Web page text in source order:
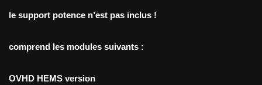
le support potence n’est pas inclus !
comprend les modules suivants :
OVHD HEMS version